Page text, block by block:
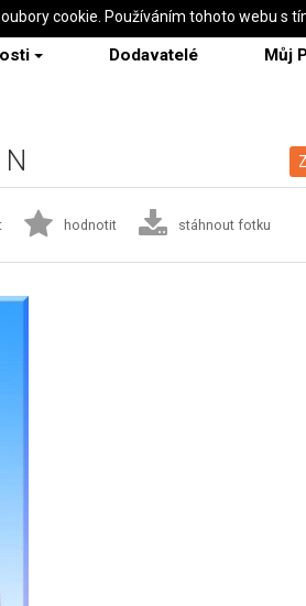
Dodavatelé Můj
hodnotit stáhnout fotku
cookie. Používáním tohoto webu s